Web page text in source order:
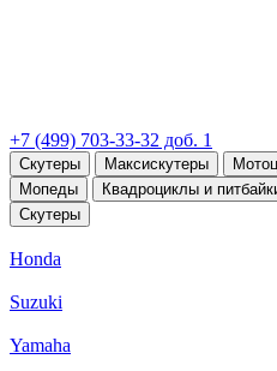
+7 (499) 703-33-32 доб. 1
Скутеры Максискутеры
Мопеды
Квадроциклы и
Скутеры
Honda
Suzuki
Yamaha